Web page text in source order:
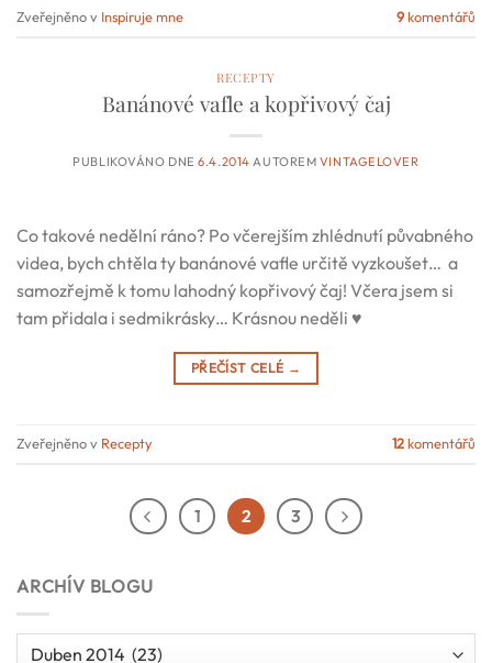
Zveřejněno v Inspiruje mne 9komentářů
RECEPTY
Banánové vafle a kopřivový čaj
PUBLIKOVÁNO DNE6.4.2014 AUTOREM VINTAGELOVER
Co takové nedělní ráno? Po včerejším zhlédnutí půvabného
videa, bych chtěla ty banánové vafle určitě vyzkoušet… a
samozřejmě k tomu lahodný kopřivový čaj! Včera jsem si
tam přidala i sedmikrásky… Krásnou neděli ♥
PŘEČÍST CELÉ →
Zveřejněno v Recepty 12komentářů
1 2 3
ARCHÍV BLOGU
Archív